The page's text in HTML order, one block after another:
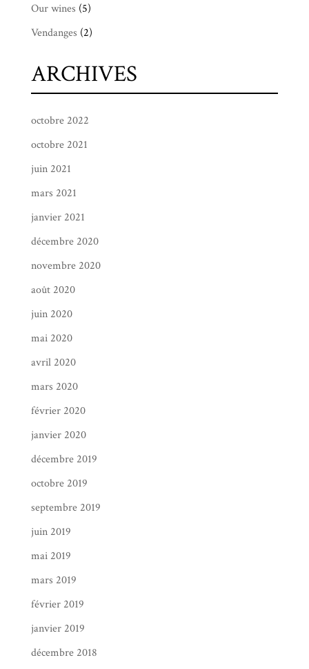
Our wines (5)
Vendanges (2)
ARCHIVES
octobre 2022
octobre 2021
juin 2021
mars 2021
janvier 2021
décembre 2020
novembre 2020
août 2020
juin 2020
mai 2020
avril 2020
mars 2020
février 2020
janvier 2020
décembre 2019
octobre 2019
septembre 2019
juin 2019
mai 2019
mars 2019
février 2019
janvier 2019
décembre 2018